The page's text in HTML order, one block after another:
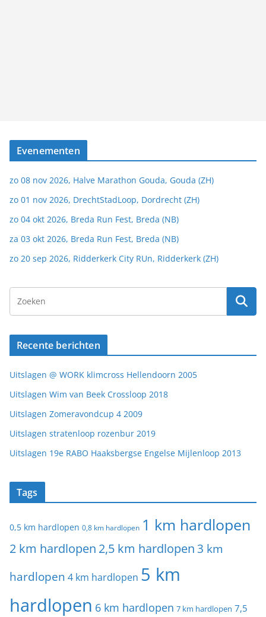
Evenementen
zo 08 nov 2026, Halve Marathon Gouda, Gouda (ZH)
zo 01 nov 2026, DrechtStadLoop, Dordrecht (ZH)
zo 04 okt 2026, Breda Run Fest, Breda (NB)
za 03 okt 2026, Breda Run Fest, Breda (NB)
zo 20 sep 2026, Ridderkerk City RUn, Ridderkerk (ZH)
Recente berichten
Uitslagen @ WORK klimcross Hellendoorn 2005
Uitslagen Wim van Beek Crossloop 2018
Uitslagen Zomeravondcup 4 2009
Uitslagen stratenloop rozenbur 2019
Uitslagen 19e RABO Haaksbergse Engelse Mijlenloop 2013
Tags
0,5 km hardlopen 0,8 km hardlopen 1 km hardlopen
2 km hardlopen 2,5 km hardlopen 3 km
hardlopen 4 km hardlopen 5 km
hardlopen 6 km hardlopen 7 km hardlopen 7,5